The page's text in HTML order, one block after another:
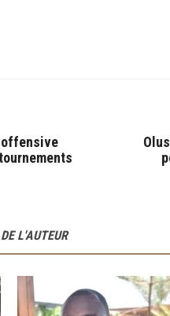
offensive
L'AUTEUR